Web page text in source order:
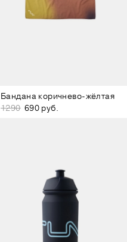
Бандана коричнево-жёлтая
1290 690 руб.